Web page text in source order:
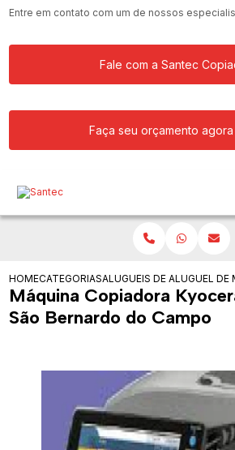
Entre em contato com um de nossos
Fale com a Santec
Faça seu orçamento agora
HOMECATEGORIASALUGUEIS DE COPIADORAS
ALUGUEL DE
Máquina Copiadora
São Bernardo do Campo